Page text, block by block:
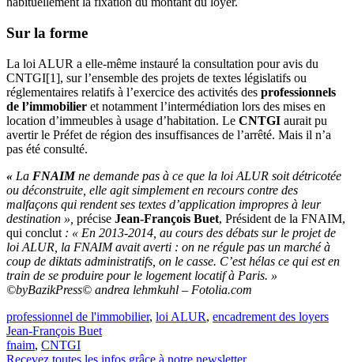
Sur la forme
La loi ALUR a elle-même instauré la consultation pour avis du
CNTGI[1], sur l’ensemble des projets de textes législatifs ou
réglementaires relatifs à l’exercice des activités des professionnels
de l’immobilier et notamment l’intermédiation lors des mises en
location d’immeubles à usage d’habitation. Le CNTGI aurait pu
avertir le Préfet de région des insuffisances de l’arrêté. Mais il n’a
pas été consulté.
« La FNAIMne demande pas à ce que la loi ALUR soit détricotée
ou déconstruite, elle agit simplement en recours contre des
malfaçons qui rendent ses textes d’application impropres à leur
destination », précise Jean-François Buet, Président de la FNAIM,
qui conclut : « En 2013-2014, au cours des débats sur le projet de
loi ALUR, la FNAIM avait averti : on ne régule pas un marché à
coup de diktats administratifs, on le casse. C’est hélas ce qui est en
train de se produire pour le logement locatif à Paris. »
©byBazikPress© andrea lehmkuhl – Fotolia.com
professionnel de l'immobilier, loi ALUR, encadrement des loyers
Jean-François Buet
fnaim, CNTGI
Recevez toutes les infos grâce à notre newsletter